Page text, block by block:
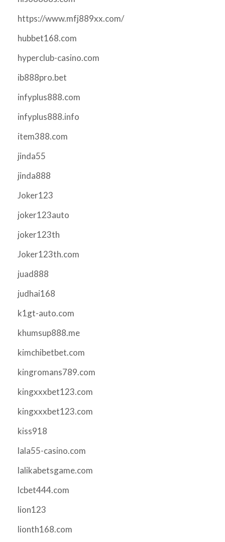
https://www.mfj889xx.com/
hubbet168.com
hyperclub-casino.com
ib888pro.bet
infyplus888.com
infyplus888.info
item388.com
jinda55
jinda888
Joker123
joker123auto
joker123th
Joker123th.com
juad888
judhai168
k1gt-auto.com
khumsup888.me
kimchibetbet.com
kingromans789.com
kingxxxbet123.com
kingxxxbet123.com
kiss918
lala55-casino.com
lalikabetsgame.com
lcbet444.com
lion123
lionth168.com